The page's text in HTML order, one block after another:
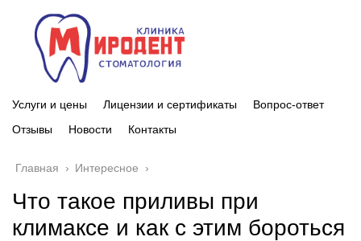
Услуги и цены Лицензии и сертификаты
Вопрос-ответ
Отзывы
Новости Контакты
Главная › Интересное ›
Что такое приливы при
климаксе и как с этим бороться